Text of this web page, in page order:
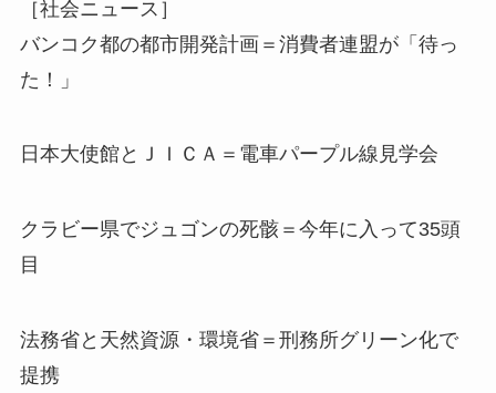
［社会ニュース］
バンコク都の都市開発計画＝消費者連盟が「待っ
た！」
日本大使館とＪＩＣＡ＝電車パープル線見学会
クラビー県でジュゴンの死骸＝今年に入って35頭
目
法務省と天然資源・環境省＝刑務所グリーン化で
提携